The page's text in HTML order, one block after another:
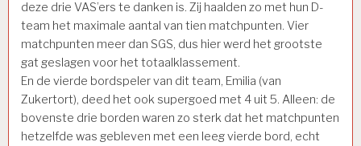
deze drie VAS’ers te danken is. Zij haalden zo met hun D-
team het maximale aantal van tien matchpunten. Vier
matchpunten meer dan SGS, dus hier werd het grootste
gat geslagen voor het totaalklassement.
En de vierde bordspeler van dit team, Emilia (van
Zukertort), deed het ook supergoed met 4 uit 5. Alleen: de
bovenste drie borden waren zo sterk dat het matchpunten
hetzelfde was gebleven met een leeg vierde bord, echt